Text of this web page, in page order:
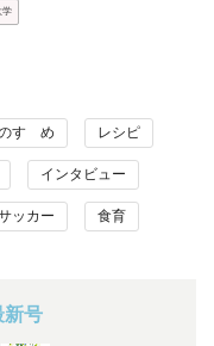
学
すゝめ レシピ
インタビュー
ッカー 食育
新号